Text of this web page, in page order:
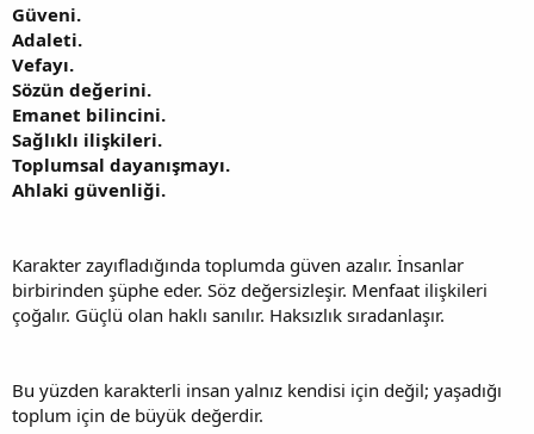
Güveni.
Adaleti.
Vefayı.
Sözün değerini.
Emanet bilincini.
Sağlıklı ilişkileri.
Toplumsal dayanışmayı.
Ahlaki güvenliği.
Karakter zayıfladığında toplumda güven azalır. İnsanlar
birbirinden şüphe eder. Söz değersizleşir. Menfaat ilişkileri
çoğalır. Güçlü olan haklı sanılır. Haksızlık sıradanlaşır.
Bu yüzden karakterli insan yalnız kendisi için değil; yaşadığı
toplum için de büyük değerdir.